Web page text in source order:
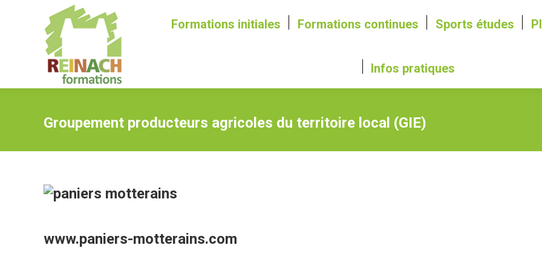
Formations initiales Formations continues Sports études
Infos pratiques
Groupement producteurs agricoles du territoire local (GIE)
www.paniers-motterains.com